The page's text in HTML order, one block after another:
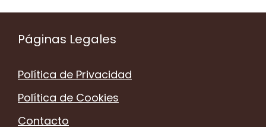
Páginas Legales
Política de Privacidad
Política de Cookies
Contacto